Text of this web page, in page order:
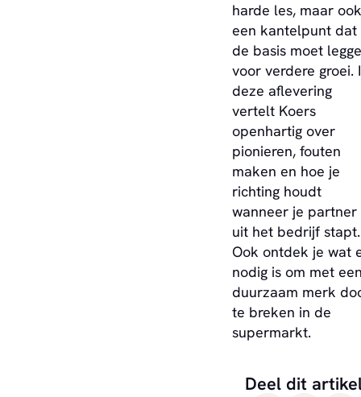
harde les, maar ook
een kantelpunt dat
de basis moet
voor verdere groei.
deze aflevering
vertelt Koers
openhartig over
pionieren, fouten
maken en hoe je
richting houdt
wanneer je partner
uit het bedrijf stapt.
Ook ontdek je wat
nodig is om met
duurzaam merk
te breken in de
supermarkt.
Deel dit